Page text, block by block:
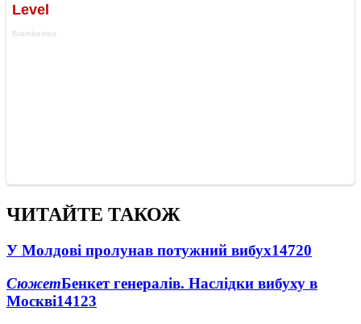
ЧИТАЙТЕ ТАКОЖ
У Молдові пролунав потужний вибух14720
СюжетБенкет генералів. Наслідки вибуху в
Москві14123